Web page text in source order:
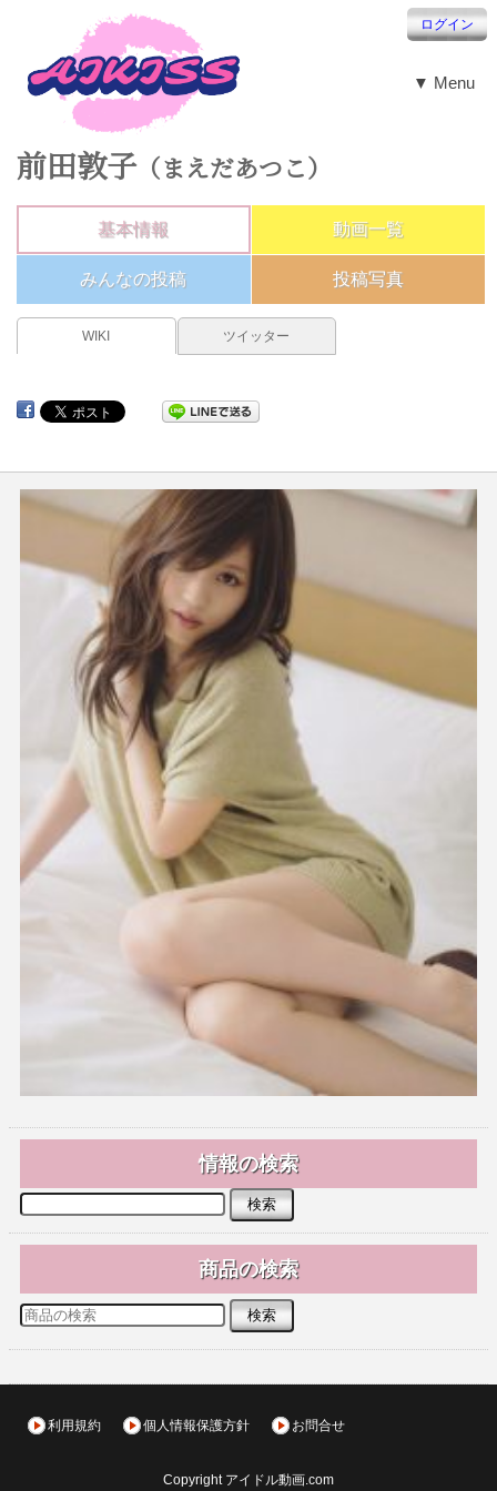
▼ Menu
ログイン
前田敦子（まえだあつこ）
基本情報 動画一覧
みんなの投稿 投稿写真
WIKI ツイッター
情報の検索
商品の検索
利用規約 個人情報保護方針 お問合せ
Copyright アイドル動画.com